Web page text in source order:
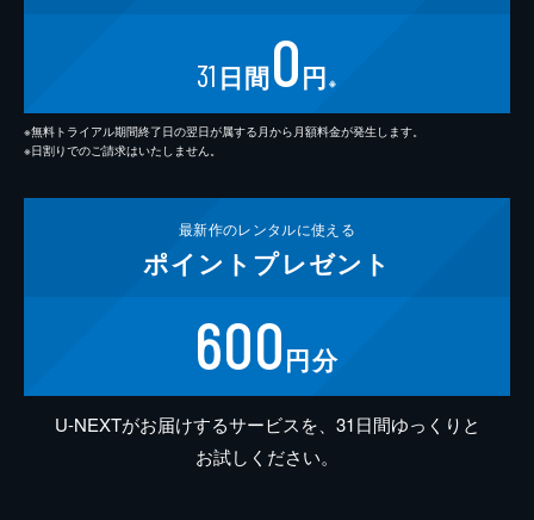
31 日間0円 ※
※無料トライアル期間終了日の翌日が属する月から月額料金が発生します。
※日割りでのご請求はいたしません。
最新作のレンタルに使える
ポイント プレゼント
600円分
U-NEXTがお届けするサービスを、31日間ゆっくりと
お試しください。